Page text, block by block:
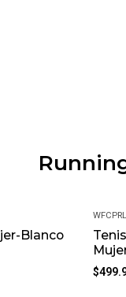
Blanco -30%